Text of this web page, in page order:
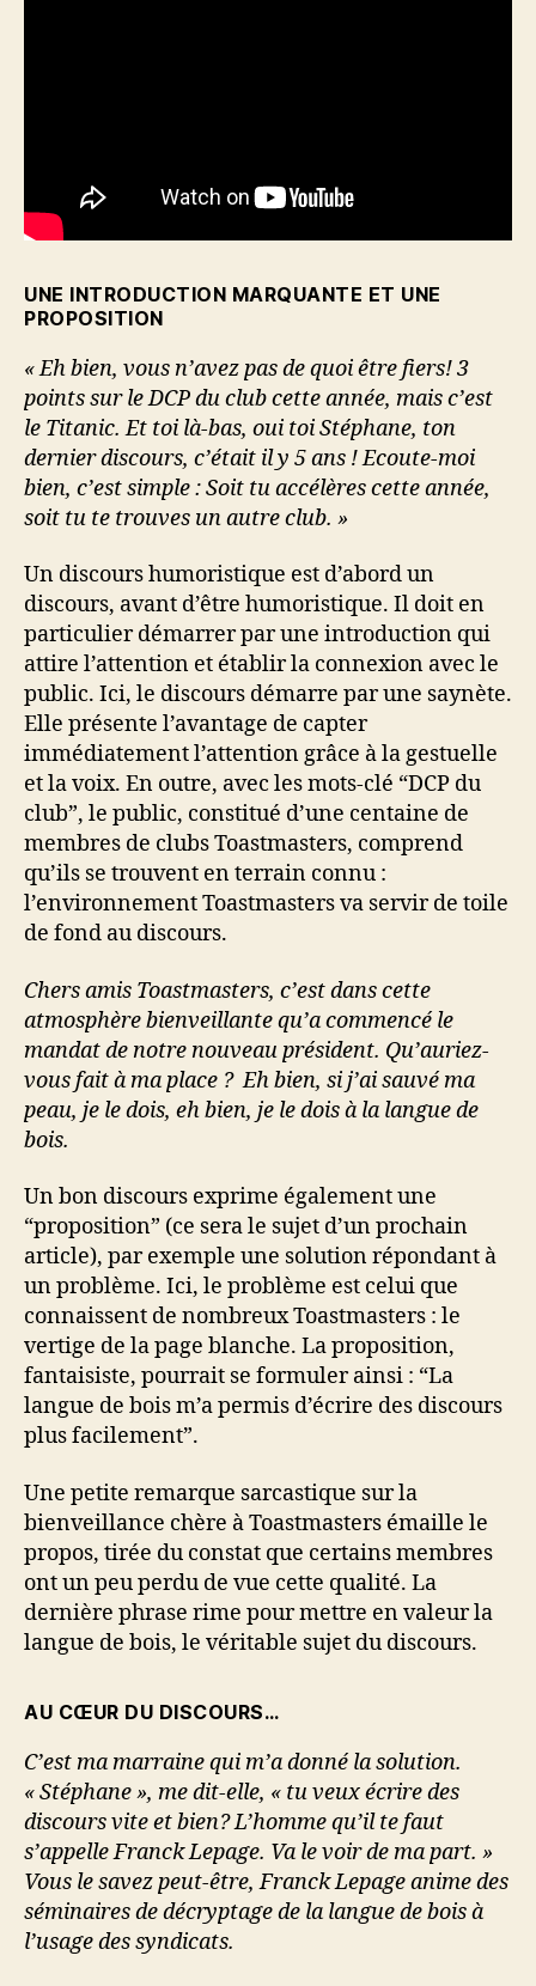
UNE INTRODUCTION MARQUANTE ET UNE
PROPOSITION
« Eh bien, vous n’avez pas de quoi être fiers! 3
points sur le DCP du club cette année, mais c’est
le Titanic. Et toi là-bas, oui toi Stéphane, ton
dernier discours, c’était il y 5 ans ! Ecoute-moi
bien, c’est simple : Soit tu accélères cette année,
soit tu te trouves un autre club. »
Un discours humoristique est d’abord un
discours, avant d’être humoristique. Il doit en
particulier démarrer par une introduction qui
attire l’attention et établir la connexion avec le
public. Ici, le discours démarre par une saynète.
Elle présente l’avantage de capter
immédiatement l’attention grâce à la gestuelle
et la voix. En outre, avec les mots-clé “DCP du
club”, le public, constitué d’une centaine de
membres de clubs Toastmasters, comprend
qu’ils se trouvent en terrain connu :
l’environnement Toastmasters va servir de toile
de fond au discours.
Chers amis Toastmasters, c’est dans cette
atmosphère bienveillante qu’a commencé le
mandat de notre nouveau président. Qu’auriez-
vous fait à ma place ? Eh bien, si j’ai sauvé ma
peau, je le dois, eh bien, je le dois à la langue de
bois.
Un bon discours exprime également une
“proposition” (ce sera le sujet d’un prochain
article), par exemple une solution répondant à
un problème. Ici, le problème est celui que
connaissent de nombreux Toastmasters : le
vertige de la page blanche. La proposition,
fantaisiste, pourrait se formuler ainsi : “La
langue de bois m’a permis d’écrire des discours
plus facilement”.
Une petite remarque sarcastique sur la
bienveillance chère à Toastmasters émaille le
propos, tirée du constat que certains membres
ont un peu perdu de vue cette qualité. La
dernière phrase rime pour mettre en valeur la
langue de bois, le véritable sujet du discours.
AU CŒUR DU DISCOURS…
C’est ma marraine qui m’a donné la solution.
« Stéphane », me dit-elle, « tu veux écrire des
discours vite et bien? L’homme qu’il te faut
s’appelle Franck Lepage. Va le voir de ma part. »
Vous le savez peut-être, Franck Lepage anime des
séminaires de décryptage de la langue de bois à
l’usage des syndicats.